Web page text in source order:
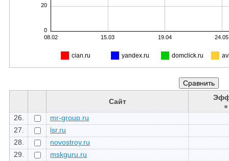
0
20
08.02 15.03 19.04 24.05
cian.ru yandex.ru domclick.ru
Сайт
в
26.
mr-group.ru
27.
lsr.ru
28.
novostroy.ru
29.
mskguru.ru